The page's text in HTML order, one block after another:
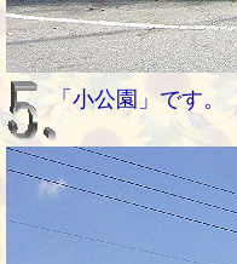
「小公園」です。